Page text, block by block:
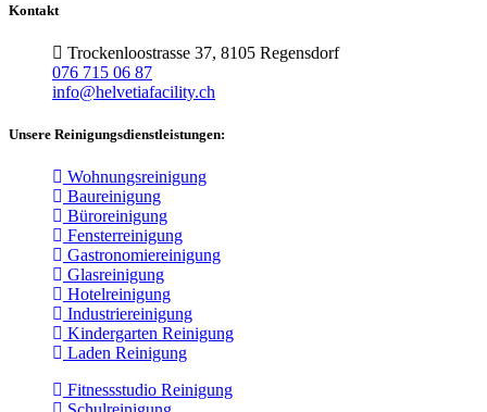
Kontakt
Trockenloostrasse 37, 8105 Regensdorf
076 715 06 87
info@helvetiafacility.ch
Unsere Reinigungsdienstleistungen:
Wohnungsreinigung
Baureinigung
Büroreinigung
Fensterreinigung
Gastronomiereinigung
Glasreinigung
Hotelreinigung
Industriereinigung
Kindergarten Reinigung
Laden Reinigung
Fitnessstudio Reinigung